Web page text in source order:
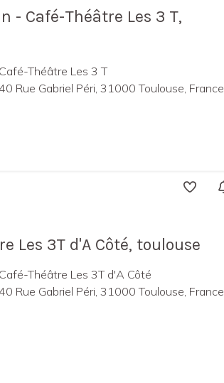
- Café-Théâtre Les 3 T,
Café-Théâtre Les 3 T
Rue Gabriel Péri, 31000 Toulouse, France
Les 3T d'A Côté, toulouse
Café-Théâtre Les 3T d'A Côté
Rue Gabriel Péri, 31000 Toulouse, France